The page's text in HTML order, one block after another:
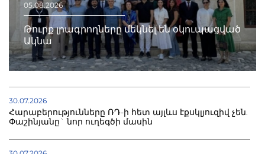
05.08.2026
Թուրք լրագրողները մեկնել են օկուպացված
Ակնա
30.07.2026
Հարաբերությունները ՌԴ-ի հետ այլևս էքսկլյուզիվ չեն.
Փաշինյանը` նոր ուղեգծի մասին